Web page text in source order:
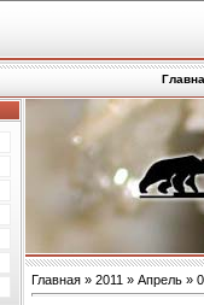
Главная » 2011 » Апрель »